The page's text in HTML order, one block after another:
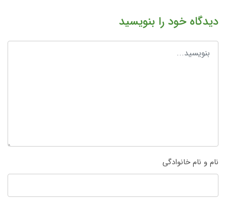
دیدگاه خود را بنویسید
نام و نام خانوادگی